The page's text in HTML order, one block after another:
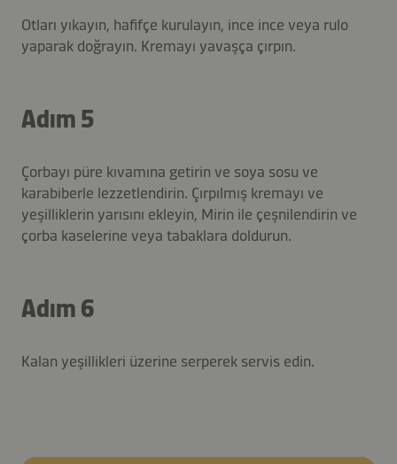
Otları yıkayın, hafifçe kurulayın, ince ince veya rulo
yaparak doğrayın. Kremayı yavaşça çırpın.
Adım 5
Çorbayı püre kıvamına getirin ve soya sosu ve
karabiberle lezzetlendirin. Çırpılmış kremayı ve
yeşilliklerin yarısını ekleyin, Mirin ile çeşnilendirin ve
çorba kaselerine veya tabaklara doldurun.
Adım 6
Kalan yeşillikleri üzerine serperek servis edin.